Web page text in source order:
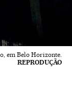
em Belo Horizonte.
REPRODUÇÃO